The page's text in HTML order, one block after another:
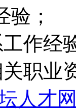
；
作经
职业
人才